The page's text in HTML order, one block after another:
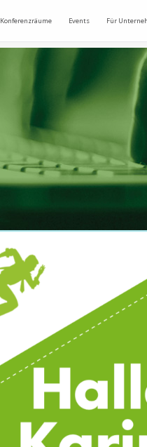
Konferenzräume Events Für